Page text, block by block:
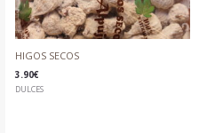
HIGOS SECOS
3.90€
DULCES